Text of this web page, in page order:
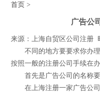
首页 >
广告公
来源：上海自贸区公司注册
不同的地方要要求你办理
按照一般的注册公司手续在办
首先是广告公司的名称
在上海注册一家广告公司